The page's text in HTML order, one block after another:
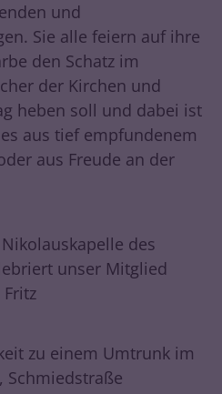
und
Sie alle feiern auf ihre
den Schatz im
der Kirchen und
heben soll und dabei ist
aus tief empfundenem
aus Freude an der
des
unser Mitglied
zu einem Umtrunk im
Schmiedstraße